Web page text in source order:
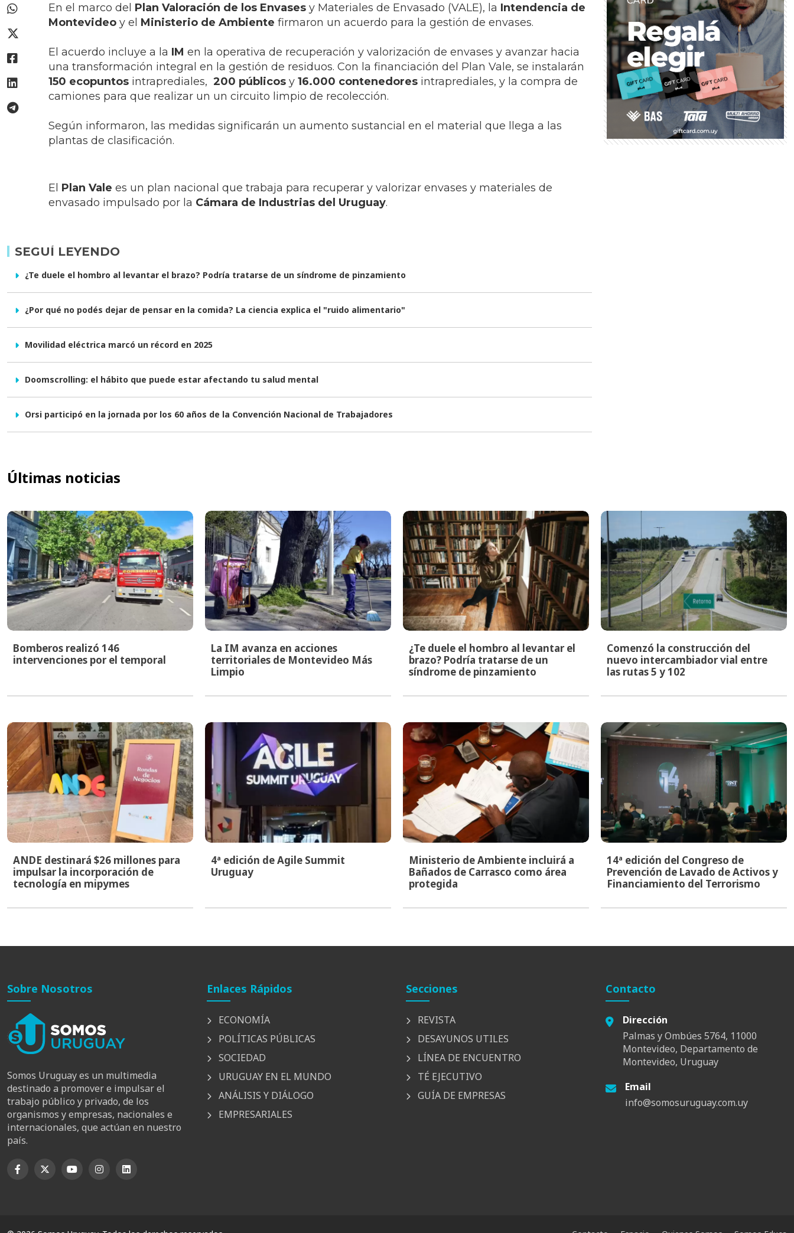
En el marco del Plan Valoración de los Envases y Materiales de Envasado (VALE), la Intendencia de
Montevideo y el Ministerio de Ambiente firmaron un acuerdo para la gestión de envases.
El acuerdo incluye a la IM en la operativa de recuperación y valorización de envases y avanzar hacia
una transformación integral en la gestión de residuos. Con la financiación del Plan Vale, se instalarán
150 ecopuntos intraprediales, 200 públicos y 16.000 contenedores intraprediales, y la compra de
camiones para que realizar un un circuito limpio de recolección.
Según informaron, las medidas significarán un aumento sustancial en el material que llega a las
plantas de clasificación.
El Plan Vale es un plan nacional que trabaja para recuperar y valorizar envases y materiales de
envasado impulsado por la Cámara de Industrias del Uruguay.
SEGUÍ LEYENDO
¿Te duele el hombro al levantar el brazo? Podría tratarse de un síndrome de pinzamiento
¿Por qué no podés dejar de pensar en la comida? La ciencia explica el "ruido alimentario"
Movilidad eléctrica marcó un récord en 2025
Doomscrolling: el hábito que puede estar afectando tu salud mental
Orsi participó en la jornada por los 60 años de la Convención Nacional de Trabajadores
Últimas noticias
Bomberos realizó 146
intervenciones por el temporal
La IM avanza en acciones
territoriales de Montevideo Más
Limpio
¿Te duele el hombro al levantar el
brazo? Podría tratarse de un
síndrome de pinzamiento
Comenzó la construcción del
nuevo intercambiador vial entre
las rutas 5 y 102
ANDE destinará $26 millones para
impulsar la incorporación de
tecnología en mipymes
4ª edición de Agile Summit
Uruguay
Ministerio de Ambiente incluirá a
Bañados de Carrasco como área
protegida
14ª edición del Congreso de
Prevención de Lavado de Activos y
Financiamiento del Terrorismo
Sobre Nosotros
Somos Uruguay es un multimedia
destinado a promover e impulsar el
trabajo público y privado, de los
organismos y empresas, nacionales e
internacionales, que actúan en nuestro
país.
Enlaces Rápidos
ECONOMÍA
POLÍTICAS PÚBLICAS
SOCIEDAD
URUGUAY EN EL MUNDO
ANÁLISIS Y DIÁLOGO
EMPRESARIALES
Secciones
REVISTA
DESAYUNOS UTILES
LÍNEA DE ENCUENTRO
TÉ EJECUTIVO
GUÍA DE EMPRESAS
Contacto
Dirección
Palmas y Ombúes 5764, 11000
Montevideo, Departamento de
Montevideo, Uruguay
Email
info@somosuruguay.com.uy